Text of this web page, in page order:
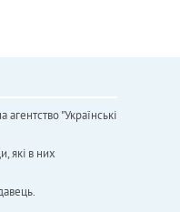
"Українськi
які в них